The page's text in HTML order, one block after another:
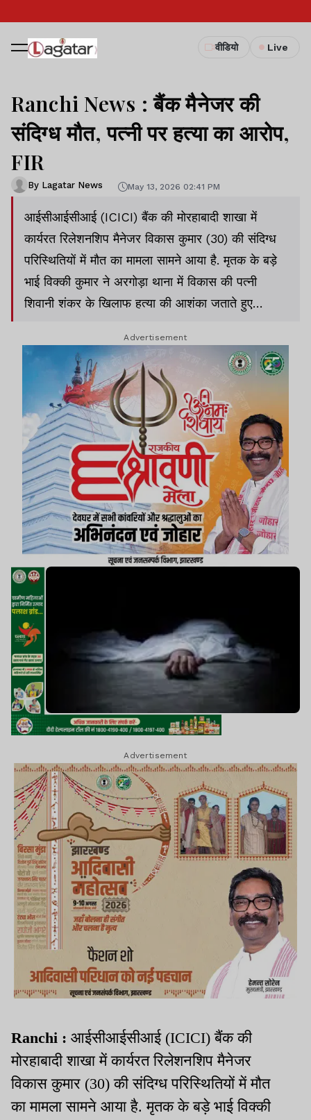
वीडियो Live
Ranchi News : बैंक मैनेजर की
संदिग्ध मौत, पत्नी पर हत्या का आरोप,
FIR
By Lagatar News May 13, 2026 02:41 PM
आईसीआईसीआई (ICICI) बैंक की मोरहाबादी शाखा में
कार्यरत रिलेशनशिप मैनेजर विकास कुमार (30) की संदिग्ध
परिस्थितियों में मौत का मामला सामने आया है. मृतक के बड़े
भाई विक्की कुमार ने अरगोड़ा थाना में विकास की पत्नी
शिवानी शंकर के खिलाफ हत्या की आशंका जताते हुए
बुद्ध विहार रोड नंबर-1 में रहते थे.
Advertisement
Advertisement
Ranchi : आईसीआईसीआई (ICICI) बैंक की
मोरहाबादी शाखा में कार्यरत रिलेशनशिप मैनेजर
विकास कुमार (30) की संदिग्ध परिस्थितियों में मौत
का मामला सामने आया है. मृतक के बड़े भाई विक्की